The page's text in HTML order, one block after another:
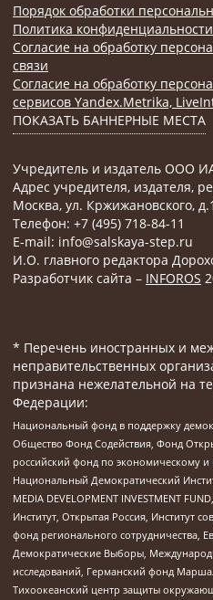
Порядок обработки
Политика
Согласие на обработку
связи
Согласие на обработку
сервисов Yandex.Metrika,
ПОКАЗАТЬ БАННЕРНЫЕ МЕСТА
Учредитель и издатель ООО
Адрес учредителя, издателя,
Москва, ул. Кржижановского,
Телефон: +7 (495) 718-84-11
E-mail: info@salskaya-step.ru
И.О. главного редактора
Разработчик сайта – INFOROS
* Перечень иностранных и
неправительственных
признана нежелательной на
Федерации:
Национальный фонд в поддержку
Общество Фонд Содействия, Фонд
российский фонд по экономическому
Национальный Демократический
MEDIA DEVELOPMENT INVESTMENT
Институт, Открытая Россия, Институт
фонд регионального сотрудничества,
Демократические Выборы,
исследований, Германский фонд
Тихоокеанский центр защиты